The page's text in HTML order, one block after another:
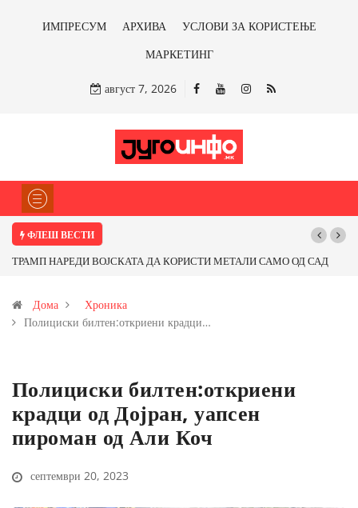
ИМПРЕСУМ АРХИВА
УСЛОВИ ЗА КОРИСТЕЊЕ
МАРКЕТИНГ
август 7, 2026
ФЛЕШ ВЕСТИ
САД
Почнува реконструкцијата на улицата „5-ти Ноември“ во Струмица
Дома
Хроника
Полициски билтен:откриени крадци…
Полициски билтен:откриени
крадци од Дојран, уапсен
пироман од Али Коч
септември 20, 2023